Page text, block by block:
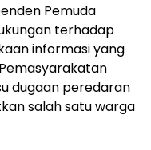
Pemuda
terhadap
informasi yang
dugaan peredaran
salah satu warga